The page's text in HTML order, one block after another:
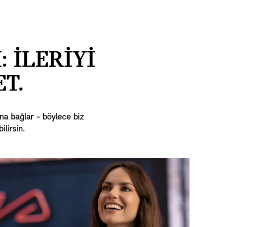
İLERİYİ
bağlar - böylece biz